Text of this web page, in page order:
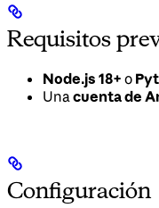
Requisitos
Node.js 18+ o
Una cuenta de
Configuración